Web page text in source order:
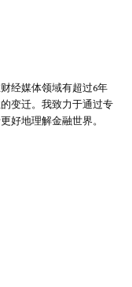
经媒体领域有超过6年
变迁。我致力于通过专
好地理解金融世界。